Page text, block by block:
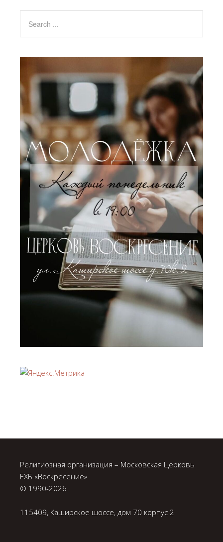
Религиозная организация – Московская Церковь
ЕХБ «Воскресение»
© 1990-2026
115409, Каширское шоссе, дом 70 корпус 2